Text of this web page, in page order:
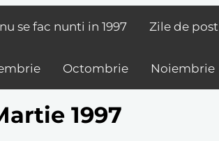
se fac nunti in 1997 Zile de post
Octombrie Noiembrie
1997